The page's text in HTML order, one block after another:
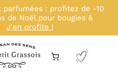
exclusif avant nos
une sélection de kits
! J'en profite !